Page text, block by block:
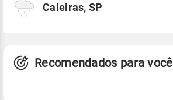
Caieiras, SP
Recomendados para você